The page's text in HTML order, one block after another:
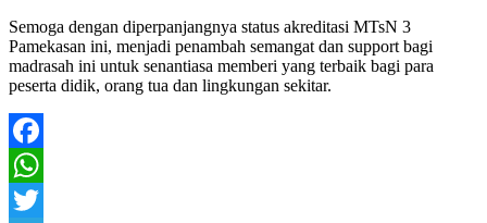
Semoga dengan diperpanjangnya status akreditasi MTsN 3
Pamekasan ini, menjadi penambah semangat dan support bagi
madrasah ini untuk senantiasa memberi yang terbaik bagi para
peserta didik, orang tua dan lingkungan sekitar.
Facebook
WhatsApp